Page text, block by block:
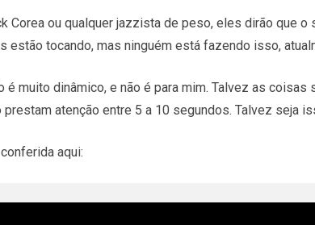
Corea ou qualquer jazzista de peso, eles dirão que o
estão tocando, mas ninguém está fazendo isso,
é muito dinâmico, e não é para mim. Talvez as
atenção entre 5 a 10 segundos. Talvez seja
aqui: